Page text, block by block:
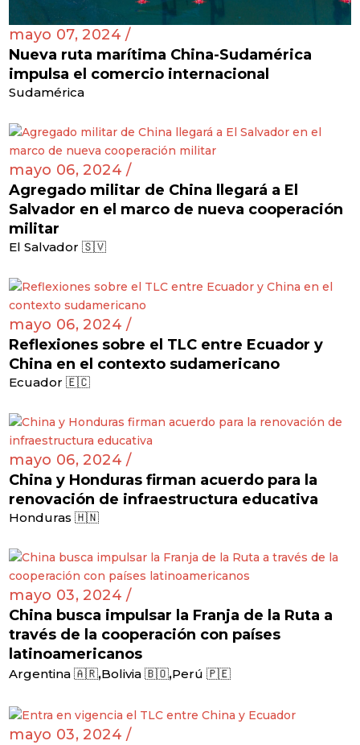
mayo 07, 2024 /
Nueva ruta marítima China-Sudamérica
impulsa el comercio internacional
Sudamérica
mayo 06, 2024 /
Agregado militar de China llegará a El
Salvador en el marco de nueva cooperación
militar
El Salvador 🇸🇻
mayo 06, 2024 /
Reflexiones sobre el TLC entre Ecuador y
China en el contexto sudamericano
Ecuador 🇪🇨
mayo 06, 2024 /
China y Honduras firman acuerdo para la
renovación de infraestructura educativa
Honduras 🇭🇳
mayo 03, 2024 /
China busca impulsar la Franja de la Ruta a
través de la cooperación con países
latinoamericanos
Argentina 🇦🇷,Bolivia 🇧🇴,Perú 🇵🇪
mayo 03, 2024 /